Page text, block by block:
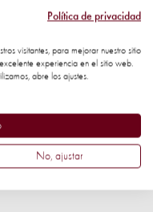
Protección Animal, para
de los animales
de los animales
de protección de
únicamente juntos la
y la legislación
Política de privacidad
visitantes, para mejorar nuestro sitio
experiencia en el sitio web.
abre los ajustes.
No, ajustar